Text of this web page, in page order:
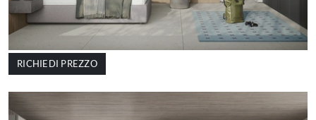
RICHIEDI PREZZO